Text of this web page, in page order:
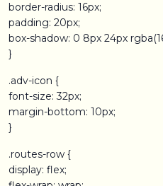
border-radius: 16px;
padding: 20px;
box-shadow: 0 8px 24px
}
.adv-icon {
font-size: 32px;
margin-bottom: 10px;
}
.routes-row {
display: flex;